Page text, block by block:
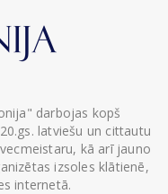
darbojas kopš
latviešu un cittautu
kā arī jauno
izsoles klātienē,
internetā.